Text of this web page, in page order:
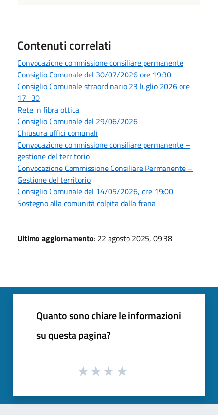
Contenuti correlati
Convocazione commissione consiliare permanente
Consiglio Comunale del 30/07/2026 ore 19:30
Consiglio Comunale straordinario 23 luglio 2026 ore
17_30
Rete in fibra ottica
Consiglio Comunale del 29/06/2026
Chiusura uffici comunali
Convocazione commissione consiliare permanente –
gestione del territorio
Convocazione Commissione Consiliare Permanente –
Gestione del territorio
Consiglio Comunale del 14/05/2026, ore 19:00
Sostegno alla comunità colpita dalla frana
Ultimo aggiornamento: 22 agosto 2025, 09:38
Quanto sono chiare le informazioni
su questa pagina?